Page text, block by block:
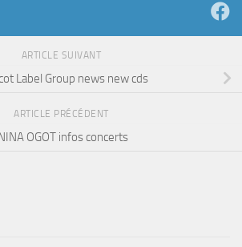
ARTICLE SUIVANT
Label Group news new cds
ARTICLE PRÉCÉDENT
NINA OGOT infos concerts